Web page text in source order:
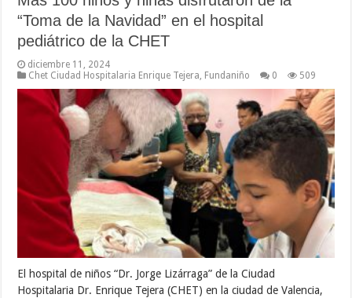
“Toma de la Navidad” en el hospital
pediátrico de la CHET
diciembre 11, 2024
Chet Ciudad Hospitalaria Enrique Tejera, Fundaniño 0 509
El hospital de niños “Dr. Jorge Lizárraga” de la Ciudad
Hospitalaria Dr. Enrique Tejera (CHET) en la ciudad de Valencia,